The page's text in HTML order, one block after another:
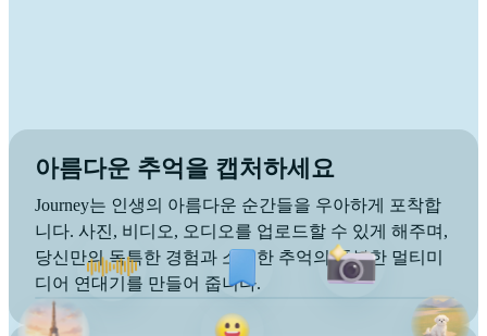
아름다운 추억을 캡처하세요
Journey는 인생의 아름다운 순간들을 우아하게 포착합
니다. 사진, 비디오, 오디오를 업로드할 수 있게 해주며,
당신만의 독특한 경험과 소중한 추억의 풍부한 멀티미
디어 연대기를 만들어 줍니다.